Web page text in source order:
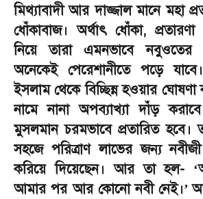
মিথ্যাবাদী আর দাজ্জাল মানে মহা
ধোঁকাবাজ। অর্থাৎ ধোঁকা,
নিয়ে তারা এমনভাবে নবুওতের
অনেকেই পেরেশানীতে পড়ে
ইসলাম থেকে বিচ্ছিন্ন হওয়ার ঘোষণা
নামে নানা অপব্যাখ্যা দাঁড়
মুসলমান চরমভাবে প্রতারিত হবে।
সহজে পরিত্রাণ লাভের জন্য
করিয়ে দিয়েছেন। আর তা হল- ‘
আমার পর আর কোনো নবী নেই।’